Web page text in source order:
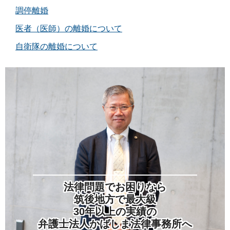
調停離婚
医者（医師）の離婚について
自衛隊の離婚について
法律問題でお困りなら
筑後地方で最大級
30年以上の実績の
弁護士法人かばしま法律事務所へ